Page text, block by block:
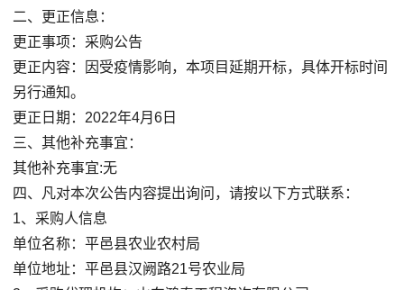
二、更正信息：
更正事项：采购公告
更正内容：因受疫情影响，本项目延期开标，具体开标时间
另行通知。
更正日期：2022年4月6日
三、其他补充事宜：
其他补充事宜:无
四、凡对本次公告内容提出询问，请按以下方式联系：
1、采购人信息
单位名称：平邑县农业农村局
单位地址：平邑县汉阙路21号农业局